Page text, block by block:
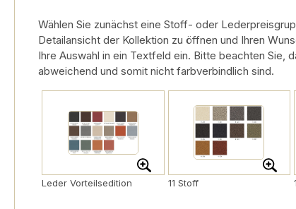
Wählen Sie zunächst eine Stoff- oder
Detailansicht der Kollektion zu öffnen und Ihren
Ihre Auswahl in ein Textfeld ein. Bitte beachten Sie,
abweichend und somit nicht farbverbindlich sind.
Leder Vorteilsedition 11 Stoff